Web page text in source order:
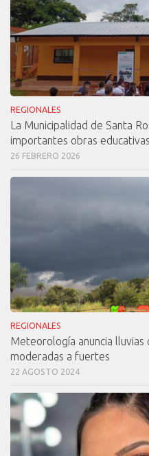
REGIONALES
La Municipalidad de Santa
importantes obras educativas
26 FEBRERO 2026
REGIONALES
Meteorología anuncia
moderadas a fuertes
22 AGOSTO 2024